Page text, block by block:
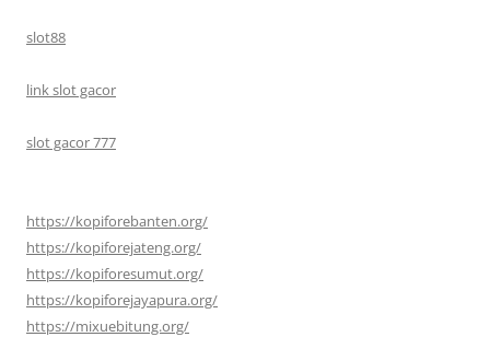
slot88
link slot gacor
slot gacor 777
https://kopiforebanten.org/
https://kopiforejateng.org/
https://kopiforesumut.org/
https://kopiforejayapura.org/
https://mixuebitung.org/